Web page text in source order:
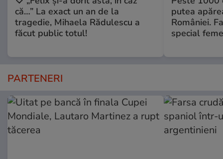
că…” La exact un an de la
tragedie, Mihaela Rădulescu a
făcut public totul!
putea
României.
special
PARTENERI